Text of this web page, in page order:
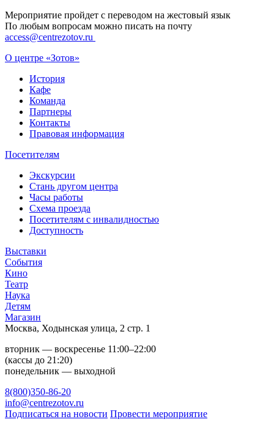
Мероприятие пройдет с переводом на жестовый язык
По любым вопросам можно писать на почту
access@centrezotov.ru
О центре «Зотов»
История
Кафе
Команда
Партнеры
Контакты
Правовая информация
Посетителям
Экскурсии
Стань другом центра
Часы работы
Схема проезда
Посетителям с инвалидностью
Доступность
Выставки
События
Кино
Театр
Наука
Детям
Магазин
Москва, Ходынская улица, 2 стр. 1
вторник — воскресенье 11:00–22:00
(кассы до 21:20)
понедельник — выходной
8(800)350-86-20
info@centrezotov.ru
Подписаться на новости Провести мероприятие